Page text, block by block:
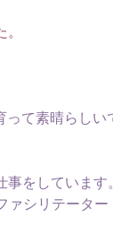
て素晴らし
をしています。
ァシリテーター